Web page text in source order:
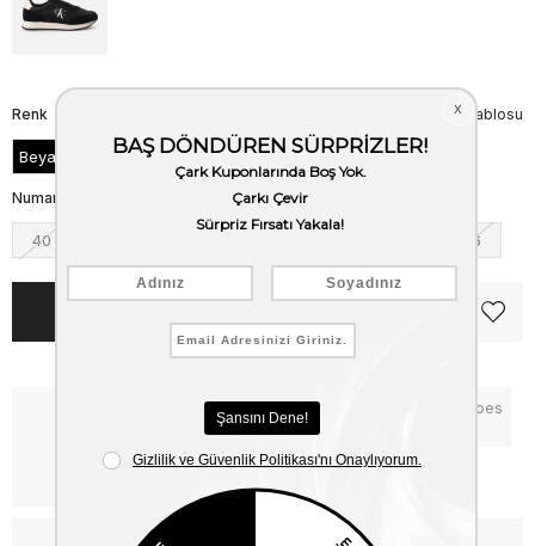
Beden Tablosu
Renk
Beyaz
Numara
40 46
Notify me when the price goes
down